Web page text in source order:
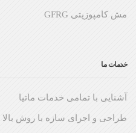
مش کامپوزیتی GFRG
خدمات ما
آشنایی با تمامی خدمات ماتیا
طراحی و اجرای سازه با روش بالا